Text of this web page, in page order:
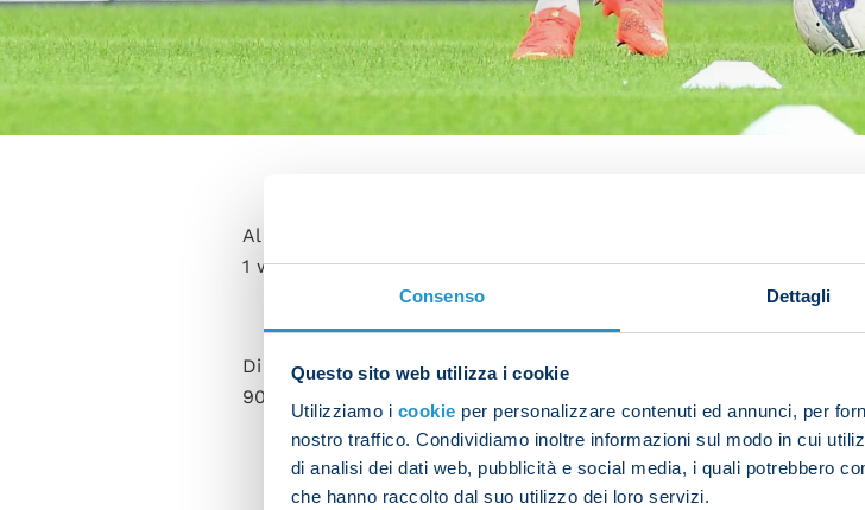
Consenso Dettagli
Questo sito web utilizza i cookie
Utilizziamo i cookie per personalizzare contenuti ed annunci, per
nostro traffico. Condividiamo inoltre informazioni sul modo in cui
di analisi dei dati web, pubblicità e social media, i quali potrebbero
che hanno raccolto dal suo utilizzo dei loro servizi.
Alex Meret, Giovanni Di Lorenzo, Matteo Politano and
1 winners over Albania in a friendly on Wednesday.
Di Lorenzo equalised for Italy with a precise right-footed
90 minutes, Raspadori was replaced on 89 minutes and Politano